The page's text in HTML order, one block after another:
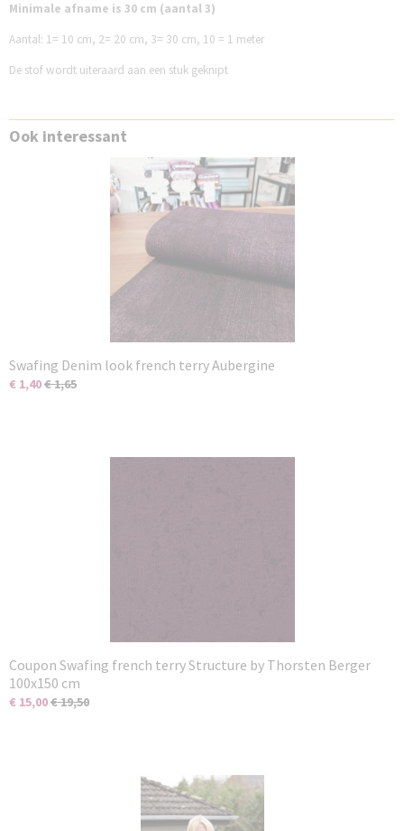
Minimale afname is 30 cm (aantal 3)
Aantal: 1= 10 cm, 2= 20 cm, 3= 30 cm, 10 = 1 meter
De stof wordt uiteraard aan een stuk geknipt
Ook interessant
Swafing Denim look french terry Aubergine
€ 1,40€ 1,65
Coupon Swafing french terry Structure by Thorsten Berger
100x150 cm
€ 15,00€ 19,50